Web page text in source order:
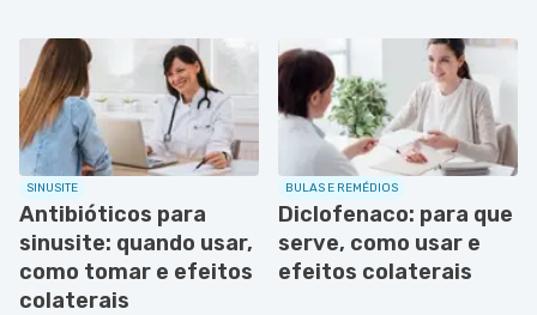
SINUSITE
Antibióticos para
sinusite: quando usar,
como tomar e efeitos
colaterais
BULAS E REMÉDIOS
Diclofenaco: para que
serve, como usar e
efeitos colaterais